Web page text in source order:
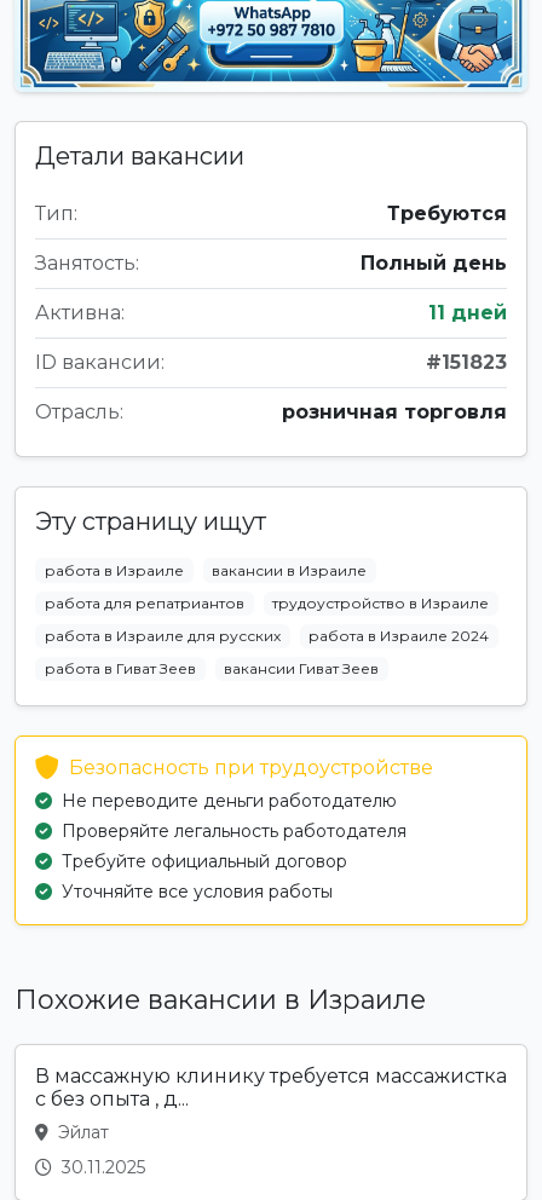
Детали вакансии
Тип: Требуются
Занятость: Полный день
Активна: 11 дней
ID вакансии: #151823
Отрасль: розничная торговля
Эту страницу ищут
работа в Израиле
вакансии в Израиле
работа для репатриантов
трудоустройство в Израиле
работа в Израиле для русских
работа в Израиле 2024
работа в Гиват Зеев
вакансии Гиват Зеев
Безопасность при трудоустройстве
Не переводите деньги работодателю
Проверяйте легальность работодателя
Требуйте официальный договор
Уточняйте все условия работы
Похожие вакансии в Израиле
В массажную клинику требуется массажистка
с без опыта , д...
Эйлат
30.11.2025